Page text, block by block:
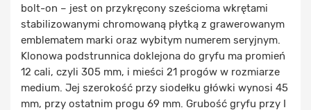
bolt-on – jest on przykręcony sześcioma wkrętami
stabilizowanymi chromowaną płytką z grawerowanym
emblematem marki oraz wybitym numerem seryjnym.
Klonowa podstrunnica doklejona do gryfu ma promień
12 cali, czyli 305 mm, i mieści 21 progów w rozmiarze
medium. Jej szerokość przy siodełku główki wynosi 45
mm, przy ostatnim progu 69 mm. Grubość gryfu przy I